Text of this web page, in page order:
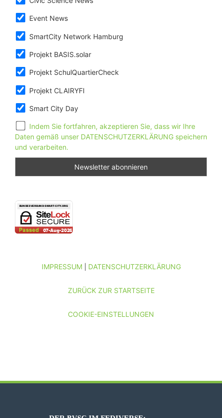
Event News
SmartCity Network Hamburg
Projekt BASIS.solar
Projekt SchulQuartierCheck
Projekt CLAIRYFI
Smart City Day
Indem Sie fortfahren, akzeptieren Sie, dass wir Ihre
Daten gemäß unser DATENSCHUTZERKLÄRUNG speichern
und verarbeiten.
IMPRESSUM| DATENSCHUTZERKLÄRUNG
ZURÜCK ZUR STARTSEITE
COOKIE-EINSTELLUNGEN